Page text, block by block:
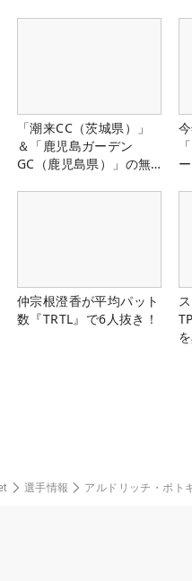
「潮来CC（茨城県）」
＆「鹿児島ガーデン
GC（鹿児島県）」の無
仲宗根澄香が平均パット
数『TRTL』で6人抜き！
選手情報 アルドリッチ・ポト